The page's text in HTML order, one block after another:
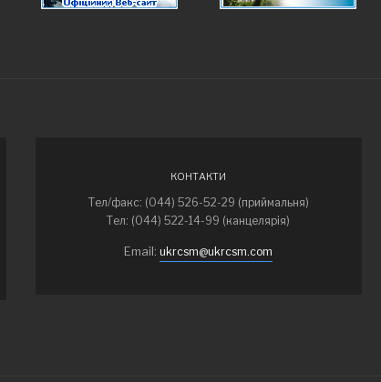
КОНТАКТИ
Тел/факс: (044) 526-52-29 (приймальня)
Тел: (044) 522-14-99 (канцелярія)
Email:ukrcsm@ukrcsm.com